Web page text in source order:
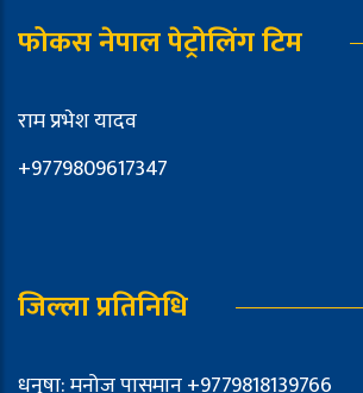
फोकस नेपाल पेट्रोलिंग टिम
राम प्रभेश यादव
+9779809617347
जिल्ला प्रतिनिधि